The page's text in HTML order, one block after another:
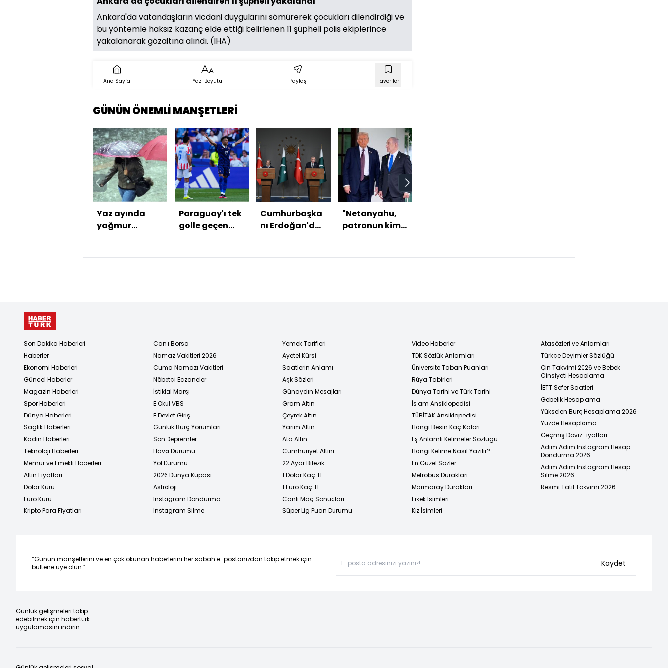
Ankara'da vatandaşların vicdani duygularını sömürerek çocukları dilendirdiği ve
bu yöntemle haksız kazanç elde ettiği belirlenen 11 şüpheli polis ekiplerince
yakalanarak gözaltına alındı. (İHA)
Ana Sayfa Yazı Boyutu Paylaş Favoriler
GÜNÜN ÖNEMLİ MANŞETLERİ
Yaz ayında
yağmur
Paraguay'ı tek
golle geçen
Cumhurbaşka
nı Erdoğan'dan
"Netanyahu,
patronun kim
Son Dakika Haberleri
Haberler
Ekonomi Haberleri
Güncel Haberler
Magazin Haberleri
Spor Haberleri
Dünya Haberleri
Sağlık Haberleri
Kadın Haberleri
Teknoloji Haberleri
Memur ve Emekli Haberleri
Altın Fiyatları
Dolar Kuru
Euro Kuru
Kripto Para Fiyatları
Canlı Borsa
Namaz Vakitleri 2026
Cuma Namazı Vakitleri
Nöbetçi Eczaneler
İstiklal Marşı
E Okul VBS
E Devlet Giriş
Günlük Burç Yorumları
Son Depremler
Hava Durumu
Yol Durumu
2026 Dünya Kupası
Astroloji
Instagram Dondurma
Instagram Silme
Yemek Tarifleri
Ayetel Kürsi
Saatlerin Anlamı
Aşk Sözleri
Günaydın Mesajları
Gram Altın
Çeyrek Altın
Yarım Altın
Ata Altın
Cumhuriyet Altını
22 Ayar Bilezik
1 Dolar Kaç TL
1 Euro Kaç TL
Canlı Maç Sonuçları
Süper Lig Puan Durumu
Video Haberler
TDK Sözlük Anlamları
Üniversite Taban Puanları
Rüya Tabirleri
Dünya Tarihi ve Türk Tarihi
İslam Ansiklopedisi
TÜBİTAK Ansiklopedisi
Hangi Besin Kaç Kalori
Eş Anlamlı Kelimeler Sözlüğü
Hangi Kelime Nasıl Yazılır?
En Güzel Sözler
Metrobüs Durakları
Marmaray Durakları
Erkek İsimleri
Kız İsimleri
Atasözleri ve Anlamları
Türkçe Deyimler Sözlüğü
Çin Takvimi 2026 ve Bebek
Cinsiyeti Hesaplama
İETT Sefer Saatleri
Gebelik Hesaplama
Yükselen Burç Hesaplama 2026
Yüzde Hesaplama
Geçmiş Döviz Fiyatları
Adım Adım Instagram Hesap
Dondurma 2026
Adım Adım Instagram Hesap
Silme 2026
Resmi Tatil Takvimi 2026
“Günün manşetlerini ve en çok okunan haberlerini her sabah e-postanızdan takip etmek için
bültene üye olun.”
Kaydet
Günlük gelişmeleri takip
edebilmek için habertürk
uygulamasını indirin